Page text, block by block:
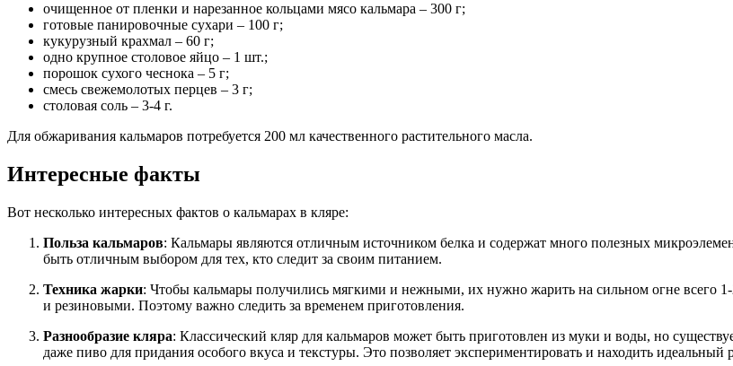
очищенное от пленки и нарезанное кольцами мясо кальмара – 300 г;
готовые панировочные сухари – 100 г;
кукурузный крахмал – 60 г;
одно крупное столовое яйцо – 1 шт.;
порошок сухого чеснока – 5 г;
смесь свежемолотых перцев – 3 г;
столовая соль – 3-4 г.
Для обжаривания кальмаров потребуется 200 мл качественного растительного масла.
Интересные факты
Вот несколько интересных фактов о кальмарах в кляре:
Польза кальмаров: Кальмары являются отличным источником белка и содержат много полезных
быть отличным выбором для тех, кто следит за своим питанием.
Техника жарки: Чтобы кальмары получились мягкими и нежными, их нужно жарить на сильном огне всего
и резиновыми. Поэтому важно следить за временем приготовления.
Разнообразие кляра: Классический кляр для кальмаров может быть приготовлен из муки и воды, но
даже пиво для придания особого вкуса и текстуры. Это позволяет экспериментировать и находить идеальный